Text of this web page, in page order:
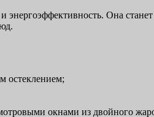
энергоэффективность. Она
остеклением;
окнами из двойного